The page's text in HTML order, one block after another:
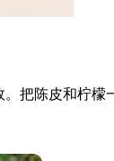
把陈皮和柠